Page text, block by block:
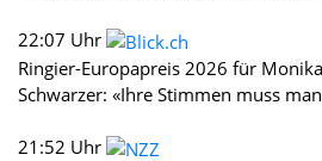
22:07 Uhr
Ringier-Europapreis 2026 für
Schwarzer: «Ihre Stimmen muss
21:52 Uhr